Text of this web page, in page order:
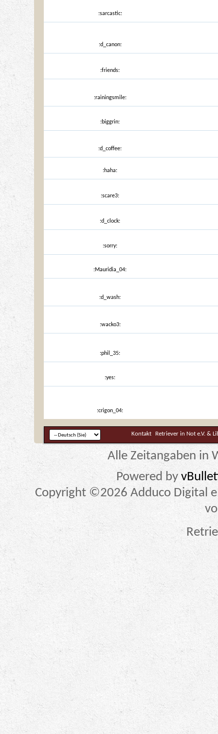
:sarcastic:
:d_canon:
:friends:
:rainingsmile:
:biggrin:
:d_coffee:
:haha:
:scare3:
:d_clock:
:sorry:
:Mauridia_04:
:d_wash:
:wacko3:
:phil_35:
:yes:
:crigon_04:
Kontakt Retriever in Not e.V. &
Alle Zeitangaben in
Powered by
Copyright ©2026 Adduco Digital